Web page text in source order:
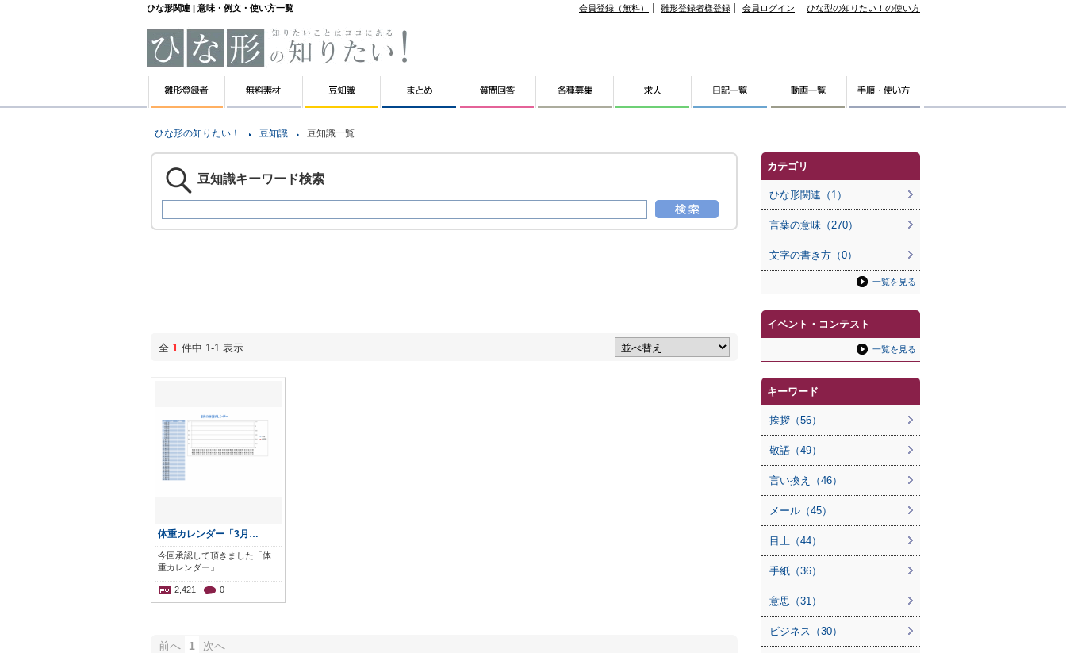
ひな形関連 | 意味・例文・使い方一覧 会員登録（無料） 雛形登録者様登録 会員ログイン ひな型の知りたい！の使い方
ひな形の知りたい！ 豆知識 豆知識一覧
豆知識キーワード検索
全 1 件中 1-1 表示
体重カレンダー「3月…
今回承認して頂きました「体
重カレンダー」…
2,421 0
前へ 1 次へ
カテゴリ
ひな形関連（1）
言葉の意味（270）
文字の書き方（0）
一覧を見る
イベント・コンテスト
一覧を見る
キーワード
挨拶（56）
敬語（49）
言い換え（46）
メール（45）
目上（44）
手紙（36）
意思（31）
ビジネス（30）